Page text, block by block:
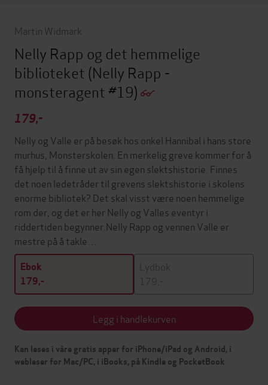
Martin Widmark
Nelly Rapp og det hemmelige
biblioteket (Nelly Rapp -
monsteragent #19)
179,-
Nelly og Valle er på besøk hos onkel Hannibal i hans store
murhus, Monsterskolen. En merkelig greve kommer for å
få hjelp til å finne ut av sin egen slektshistorie. Finnes
det noen ledetråder til grevens slektshistorie i skolens
enorme bibliotek? Det skal visst være noen hemmelige
rom der, og det er her Nelly og Valles eventyr i
riddertiden begynner.Nelly Rapp og vennen Valle er
mestre på å takle…
Ebok
179,-
Lydbok
179,-
Legg i handlekurven
Kan leses i våre gratis apper for iPhone/iPad og Android, i
webleser for Mac/PC, i iBooks, på Kindle og PocketBook